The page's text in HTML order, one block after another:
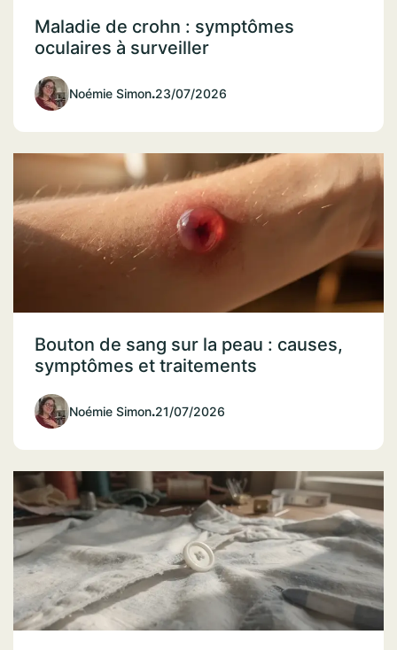
Maladie de crohn : symptômes
oculaires à surveiller
Noémie Simon.23/07/2026
Bouton de sang sur la peau : causes,
symptômes et traitements
Noémie Simon.21/07/2026